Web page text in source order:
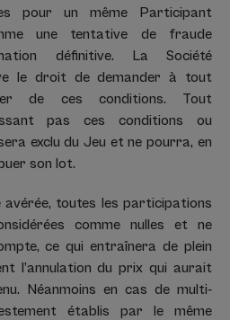
pour un même Participant
une tentative de fraude
définitive. La Société
le droit de demander à tout
de ces conditions. Tout
pas ces conditions ou
exclu du Jeu et ne pourra, en
son lot.
avérée, toutes les participations
comme nulles et ne
ce qui entraînera de plein
l’annulation du prix qui aurait
Néanmoins en cas de multi-
établis par le même